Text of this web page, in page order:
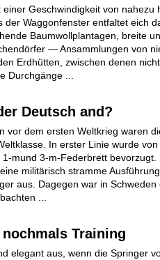
Geschwindigkeit von nahezu
der Waggonfenster entfaltet eich
Baumwollplantagen, breite
— Ansammlungen von
Erdhütten, zwischen denen
Durchgänge ...
Deutsch and?
vor dem ersten Weltkrieg waren
In erster Linie wurde
1-mund 3-m-Federbrett bevorzugt.
militärisch stramme
aus. Dagegen war in
...
Training
elegant aus, wenn die Springer